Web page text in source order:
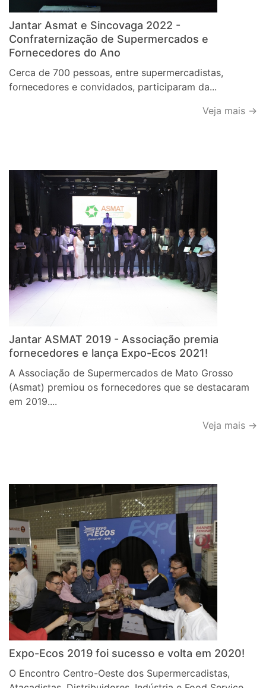
Jantar Asmat e Sincovaga 2022 -
Confraternização de Supermercados e
Fornecedores do Ano
Cerca de 700 pessoas, entre supermercadistas,
fornecedores e convidados, participaram da...
Veja mais →
Jantar ASMAT 2019 - Associação premia
fornecedores e lança Expo-Ecos 2021!
A Associação de Supermercados de Mato Grosso
(Asmat) premiou os fornecedores que se destacaram
em 2019....
Veja mais →
Expo-Ecos 2019 foi sucesso e volta em 2020!
O Encontro Centro-Oeste dos Supermercadistas,